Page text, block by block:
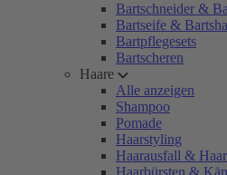
Bartschneider &
Bartseife &
Bartpflegesets
Bartscheren
Haare
Alle anzeigen
Shampoo
Pomade
Haarstyling
Haarausfall &
Haarbürsten &